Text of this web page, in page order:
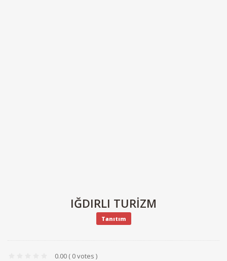
IĞDIRLI TURIZM
Tanıtım
0.00 ( 0 votes )